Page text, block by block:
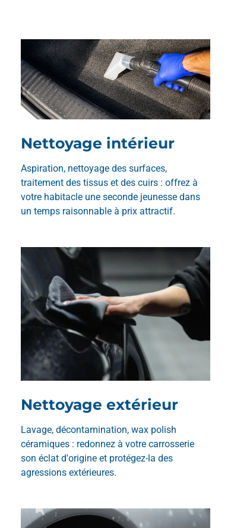
Nettoyage intérieur
Aspiration, nettoyage des surfaces,
traitement des tissus et des cuirs : offrez à
votre habitacle une seconde jeunesse dans
un temps raisonnable à prix attractif.
Nettoyage extérieur
Lavage, décontamination, wax polish
céramiques : redonnez à votre carrosserie
son éclat d'origine et protégez-la des
agressions extérieures.